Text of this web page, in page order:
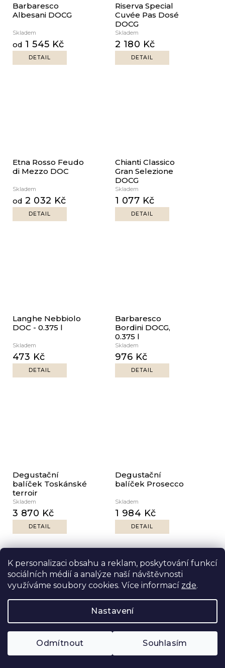
K personalizaci obsahu a reklam, poskytování funkcí
sociálních médií a analýze naší návštěvnosti
využíváme soubory cookies. Více informací zde.
Nastavení
Odmítnout Souhlasím
Barbaresco
Albesani DOCG
Skladem
od 1 545 Kč
DETAIL
Riserva Special
Cuvée Pas Dosé
DOCG
Skladem
2 180 Kč
DETAIL
Etna Rosso Feudo
di Mezzo DOC
Skladem
od 2 032 Kč
DETAIL
Chianti Classico
Gran Selezione
DOCG
Skladem
1 077 Kč
DETAIL
Langhe Nebbiolo
DOC - 0.375 l
Skladem
473 Kč
DETAIL
Barbaresco
Bordini DOCG,
0.375 l
Skladem
976 Kč
DETAIL
Degustační
balíček Toskánské
terroir
Skladem
3 870 Kč
DETAIL
Degustační
balíček Prosecco
Skladem
1 984 Kč
DETAIL
Degustační
balíček Růžový
Skladem
Degustační
balíček – Pinot
Skladem